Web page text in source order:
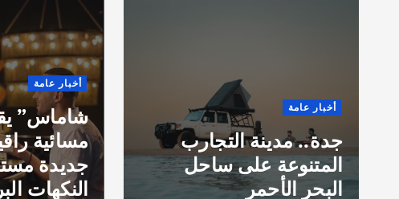
أخبار عامة
جدة.. مدينة التجارب
المتنوعة على ساحل
البحر الأحمر
أخبار عامة
شاماس”
مسائية
جديدة
النكهات